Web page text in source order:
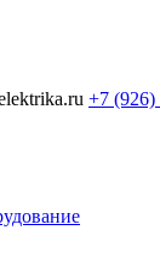
+7 (926)